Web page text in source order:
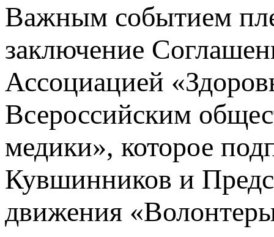
Важным событием
заключение
Ассоциацией
Всероссийским
медики», которое
Кувшинников и
движения